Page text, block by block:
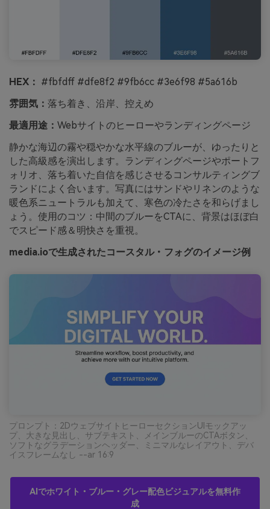
HEX： #fbfdff #dfe8f2 #9fb6cc #3e6f98 #5a616b
雰囲気： 落ち着き、沿岸、控えめ
最適用途： Webサイトのヒーローやランディングページ
静かな海辺の霧や穏やかな水平線のブルーが、ゆったりと
した高級感を演出します。ランディングページやポートフ
ォリオ、落ち着いた自信を感じさせるコンサルティングブ
ランドによく合います。写真にはサンドやリネンのような
暖色系ニュートラルも加えて、寒色の冷たさを和らげまし
ょう。使用のコツ：中間のブルーをCTAに、背景はほぼ白
でスピード感＆明快さを重視。
media.ioで生成されたコースタル・フォグのイメージ例
プロンプト：2DウェブサイトヒーローセクションUIモックアッ
プ、大きな見出し、サブテキスト、メインブルーのCTAボタン、
ソフトなグラデーションヘッダー、ミニマルなレイアウト、デバ
イスフレームなし --ar 16:9
AIでホワイト・ブルー・グレー配色ビジュアルを無料作
成